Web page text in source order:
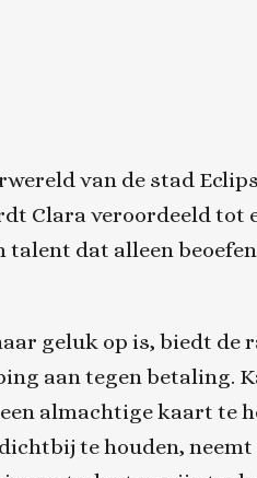
van de stad
Clara veroordeeld
dat alleen
geluk op is, biedt
aan tegen betaling.
almachtige kaart te
te houden,